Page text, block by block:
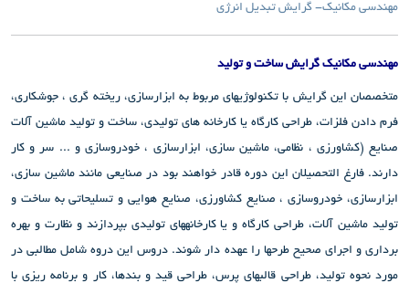
مهندسی مکانیک- گرایش تبدیل انرژی
مهندسی مکانیک گرایش ساخت و تولید
متخصصان این گرایش با تکنولوژی­های مربوط به ابزارسازی، ریخته گری ، جوشکاری،
فرم دادن فلزات، طراحی کارگاه یا کارخانه های تولیدی، ساخت و تولید ماشین آلات
صنایع (کشاورزی ، نظامی، ماشین سازی، ابزارسازی ، خودروسازی و ... سر و کار
دارند. فارغ التحصیلان این دوره قادر خواهند بود در صنایعی مانند ماشین سازی،
ابزارسازی، خودروسازی ، صنایع کشاورزی، صنایع هوایی و تسلیحاتی به ساخت و
تولید ماشین آلات، طراحی کارگاه و یا کارخانه­های تولیدی بپردازند و نظارت و بهره
برداری و اجرای صحیح طرح­ها را عهده دار شوند. دروس این دروه شامل مطالبی در
مورد نحوه تولید، طراحی قالب­های پرس، طراحی قید و بندها، کار و برنامه ریزی با